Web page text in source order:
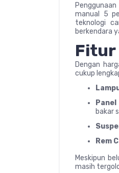
manual 5
teknologi
berkendara
Fitur
Dengan
cukup
bakar
Rem
Meskipun
masih